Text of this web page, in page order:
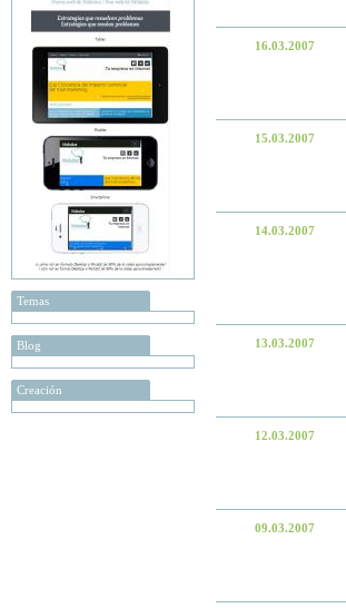
Temas
Blog
Creación
16.03.2007
15.03.2007
14.03.2007
13.03.2007
12.03.2007
09.03.2007